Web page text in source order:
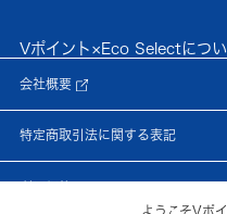
ようこそVポ
Vポイント×Eco Selectについ
会社概要
特定商取引法に関する表記